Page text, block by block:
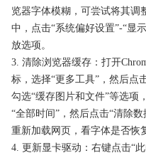
览器字体模糊，可尝试将其调
中，点击“系统偏好设置”-“显
放选项。
3. 清除浏览器缓存：打开
标，选择“更多工具”，然后点
勾选“缓存图片和文件”等选项
“全部时间”，然后点击“清除
重新加载网页，看字体是否恢
4. 更新显卡驱动：右键点击“